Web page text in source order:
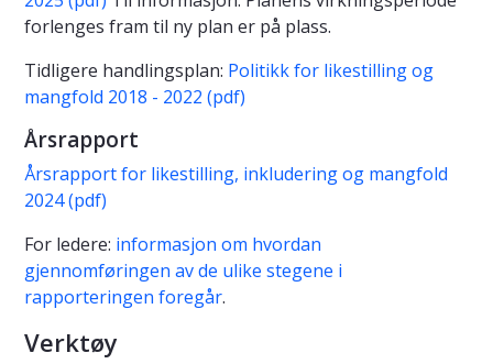
forlenges fram til ny plan er på plass.
Tidligere handlingsplan: Politikk for likestilling og
mangfold 2018 - 2022 (pdf)
Årsrapport
Årsrapport for likestilling, inkludering og mangfold
2024 (pdf)
For ledere: informasjon om hvordan
gjennomføringen av de ulike stegene i
rapporteringen foregår.
Verktøy